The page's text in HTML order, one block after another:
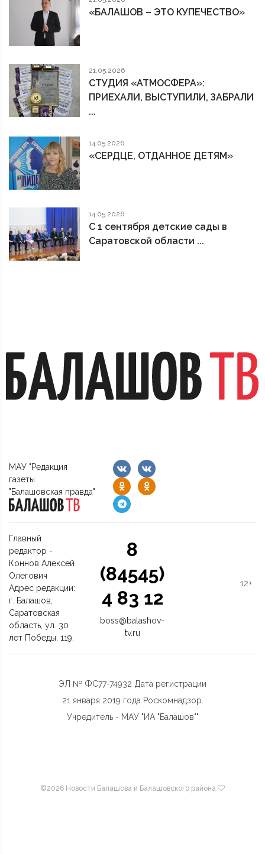
«БАЛАШОВ – ЭТО КУПЕЧЕСТВО»
21.05.2026
СТУДИЯ «АТМОСФЕРА»:
ПРИЕХАЛИ, ВЫСТУПИЛИ, ЗАБРАЛИ
...
14.05.2026
«СЕРДЦЕ, ОТДАННОЕ ДЕТЯМ»
14.05.2026
С 1 сентября детские сады в
Саратовской области ...
МАУ "Редакция
газеты
"Балашовская правда"
Главный
редактор -
Коннов Алексей
Олегович
Адрес редакции:
г. Балашов,
Саратовская
область, ул. 30
лет Победы, 119.
8
(84545)
4 83 12
boss@balashov-
tv.ru
12+
ЭЛ № ФС77-74932 Дата регистрации
21 января 2019 года Роскомнадзор.
Учредитель - МАУ "ИА "Балашов""
©2026 Новости Балашова и Балашовского района